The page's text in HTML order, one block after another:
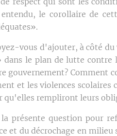
le corollaire de
vous d'ajouter, à côté
le plan de lutte contre
gouvernement? Comment
et les violences scolaires
qu'elles rempliront leurs
présente question pour
et du décrochage en